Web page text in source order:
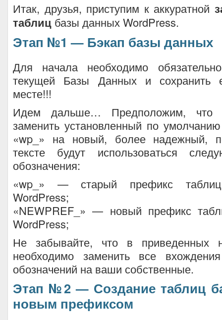
Итак, друзья, приступим к аккуратной
таблиц базы данных WordPress.
Этап №1 — Бэкап базы данных
Для начала необходимо
текущей Базы Данных и сохранить
месте!!!
Идем дальше… Предположим, что
заменить установленный по
«wp_» на новый, более надежный,
тексте будут использоваться
обозначения:
«wp_» — старый префикс
WordPress;
«NEWPREF_» — новый префикс
WordPress;
Не забывайте, что в приведенных
необходимо заменить все
обозначений на ваши собственные.
Этап №2 — Создание таблиц
новым префиксом